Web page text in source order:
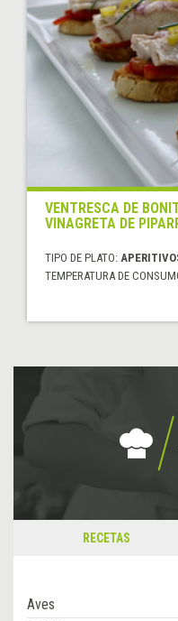
VENTRESCA DE
VINAGRETA DE
TIPO DE PLATO:
TEMPERATURA DE
RECETAS
Aves